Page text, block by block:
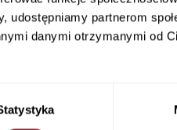
partnerom
danymi otrzymanymi od
niebieska bez kaptura